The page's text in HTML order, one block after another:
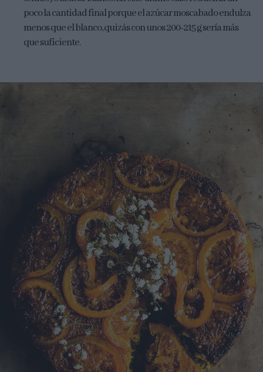
poco la cantidad final porque el azúcar moscabado endulza
menos que el blanco, quizás con unos 200-215 g sería más
que suficiente.